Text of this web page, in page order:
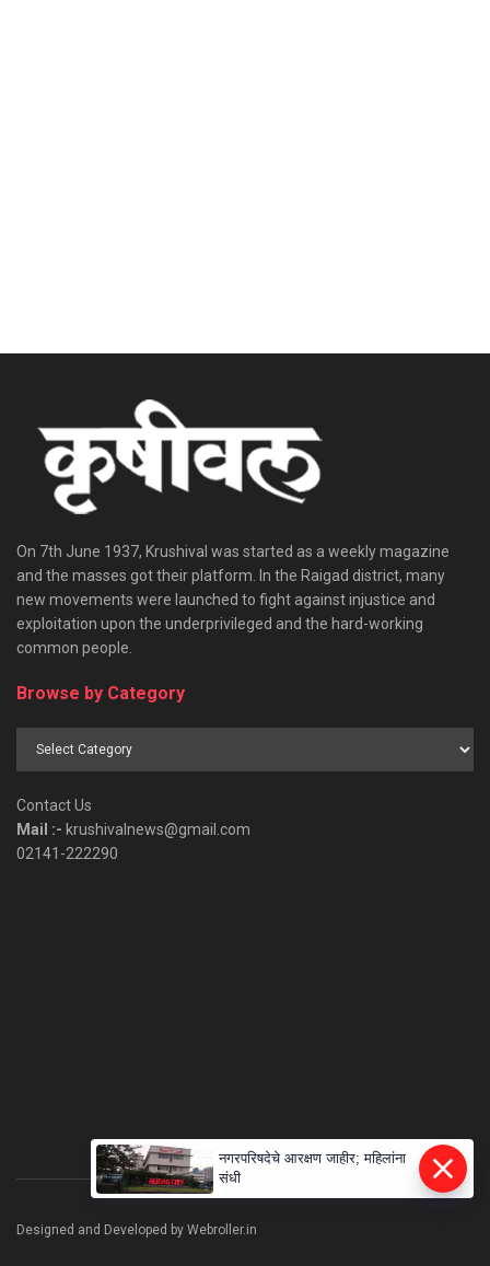
On 7th June 1937, Krushival was started as a weekly magazine
and the masses got their platform. In the Raigad district, many
new movements were launched to fight against injustice and
exploitation upon the underprivileged and the hard-working
common people.
Browse by Category
Contact Us
Mail :- krushivalnews@gmail.com
02141-222290
Designed and Developed by Webroller.in
नगरपरिषदेचे आरक्षण जाहीर; महिलांना
संधी